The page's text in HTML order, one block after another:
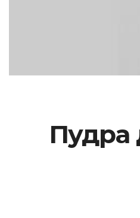
Пудра